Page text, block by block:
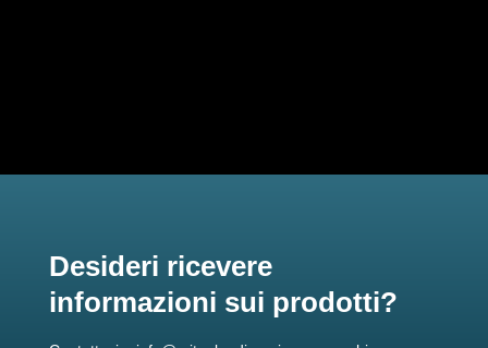
Desideri ricevere
informazioni sui prodotti?